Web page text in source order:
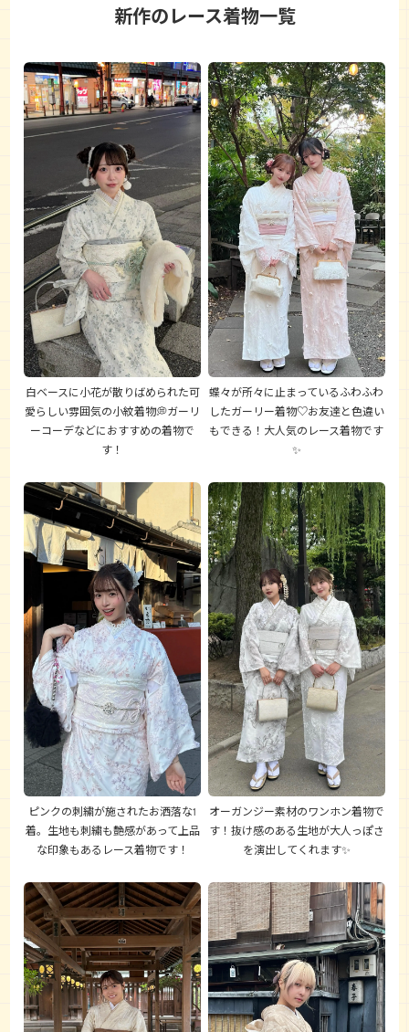
新作のレース着物一覧
白ベースに小花が散りばめられた可
愛らしい雰囲気の小紋着物💭ガーリ
ーコーデなどにおすすめの着物で
す！
蝶々が所々に止まっているふわふわ
したガーリー着物♡お友達と色違い
もできる！大人気のレース着物です
✨
ピンクの刺繍が施されたお洒落な1
着。生地も刺繍も艶感があって上品
な印象もあるレース着物です！
オーガンジー素材のワンホン着物で
す！抜け感のある生地が大人っぽさ
を演出してくれます✨